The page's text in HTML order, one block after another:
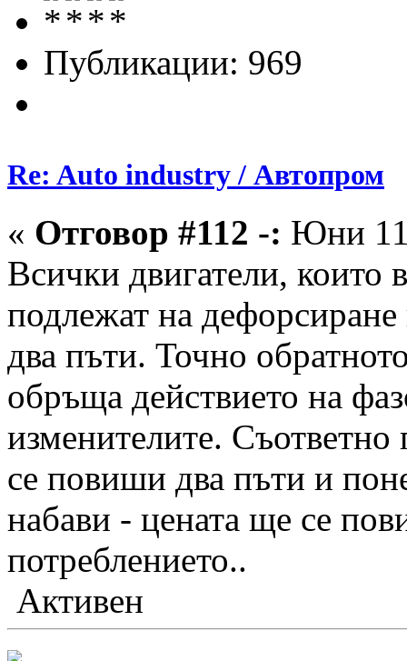
Публикации: 969
Re: Auto industry / Автопром
« Отговор #112 -: Юни
Всички двигатели, които
подлежат на
два пъти. Точно
обръща действието на
изменителите.
се повиши два пъти и
набави - цената ще се
потреблението..
Активен